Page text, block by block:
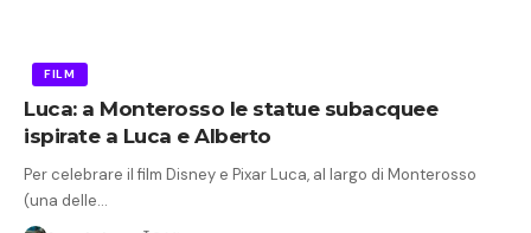
FILM
Luca: a Monterosso le statue subacquee
ispirate a Luca e Alberto
Per celebrare il film Disney e Pixar Luca, al largo di Monterosso
(una delle…